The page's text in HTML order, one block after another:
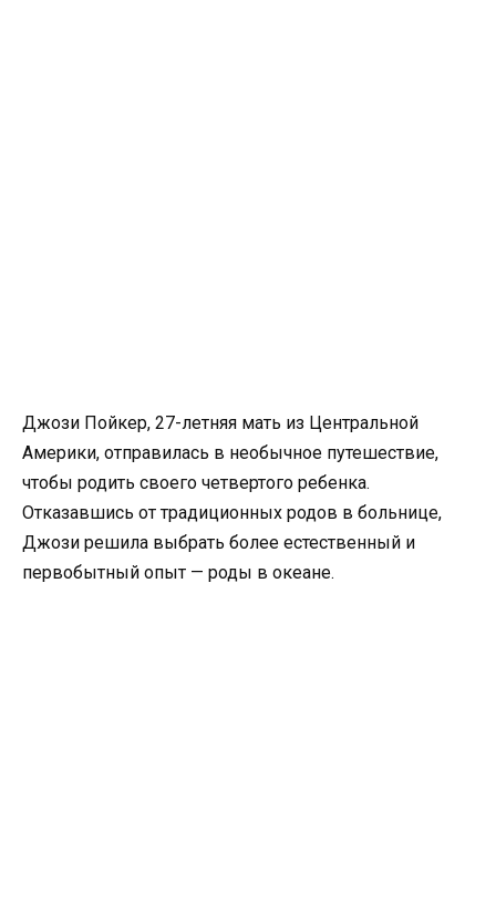
Джози Пойкер, 27-летняя мать из Центральной
Америки, отправилась в необычное путешествие,
чтобы родить своего четвертого ребенка.
Отказавшись от традиционных родов в больнице,
Джози решила выбрать более естественный и
первобытный опыт — роды в океане.